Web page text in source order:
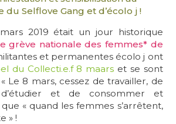
du Selflove Gang et d’écolo j !
2019 était un jour historique
grève nationale des femmes* de
et permanentes écolo j ont
du Collecti.e.f 8 maars et se sont
Le 8 mars, cessez de travailler, de
et de consommer et
« quand les femmes s’arrêtent,
» !